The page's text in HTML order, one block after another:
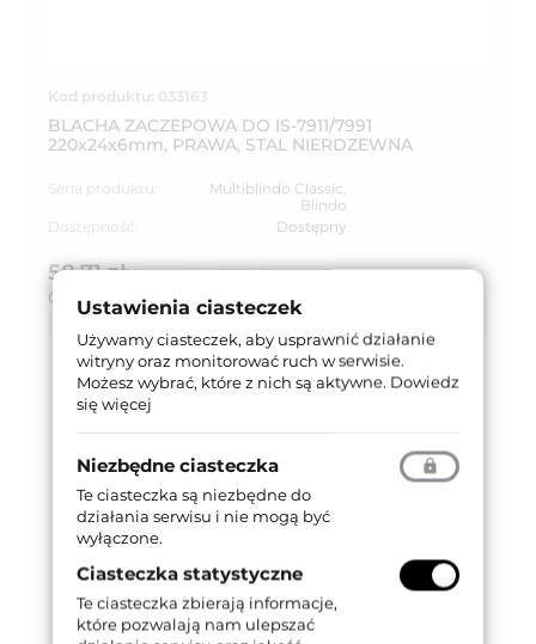
Kod produktu: 033163
BLACHA ZACZEPOWA DO IS-7911/7991
220x24x6mm, PRAWA, STAL NIERDZEWNA
Seria produktu: Multiblindo Classic,
Blindo
Dostępność:
Dostępny
58,71 złbrutto (z VAT 23%)
Cena za: szt.
Ustawienia ciasteczek
Używamy ciasteczek, aby usprawnić działanie
witryny oraz monitorować ruch w serwisie.
Możesz wybrać, które z nich są aktywne. Dowiedz
się więcej
Niezbędne ciasteczka
Te ciasteczka są niezbędne do
działania serwisu i nie mogą być
wyłączone.
Ciasteczka statystyczne
Te ciasteczka zbierają informacje,
które pozwalają nam ulepszać